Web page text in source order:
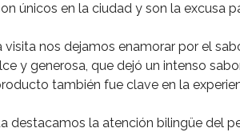
únicos en la ciudad y son la excusa
visita nos dejamos enamorar por el
y generosa, que dejó un intenso
también fue clave en la
destacamos la atención bilingüe del